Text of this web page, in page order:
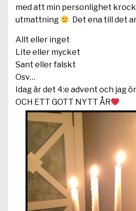
med att min personlighet
utmattning
Det ena till det
Allt eller inget
Lite eller mycket
Sant eller falskt
Osv…
Idag är det 4:e advent och jag
OCH ETT GOTT NYTT ÅR